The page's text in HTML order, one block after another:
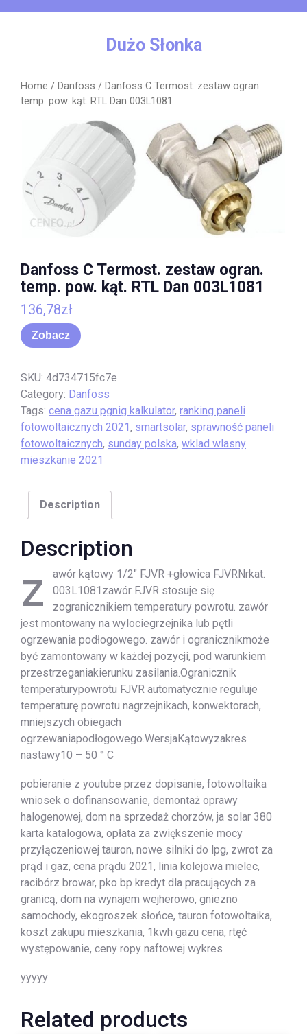
Dużo Słonka
Home / Danfoss / Danfoss C Termost. zestaw ogran.
temp. pow. kąt. RTL Dan 003L1081
Danfoss C Termost. zestaw ogran.
temp. pow. kąt. RTL Dan 003L1081
136,78zł
Zobacz
SKU: 4d734715fc7e
Category: Danfoss
Tags: cena gazu pgnig kalkulator, ranking paneli
fotowoltaicznych 2021, smartsolar, sprawność paneli
fotowoltaicznych, sunday polska, wklad wlasny
mieszkanie 2021
Description
Description
z
awór kątowy 1/2″ FJVR +głowica FJVRNrkat.
003L1081zawór FJVR stosuje się
zogranicznikiem temperatury powrotu. zawór
jest montowany na wylociegrzejnika lub pętli
ogrzewania podłogowego. zawór i ogranicznikmoże
być zamontowany w każdej pozycji, pod warunkiem
przestrzeganiakierunku zasilania.Ogranicznik
temperaturypowrotu FJVR automatycznie reguluje
temperaturę powrotu nagrzejnikach, konwektorach,
mniejszych obiegach
ogrzewaniapodłogowego.WersjaKątowyzakres
nastawy10 – 50 ° C
pobieranie z youtube przez dopisanie, fotowoltaika
wniosek o dofinansowanie, demontaż oprawy
halogenowej, dom na sprzedaż chorzów, ja solar 380
karta katalogowa, opłata za zwiększenie mocy
przyłączeniowej tauron, nowe silniki do lpg, zwrot za
prąd i gaz, cena prądu 2021, linia kolejowa mielec,
racibórz browar, pko bp kredyt dla pracujących za
granicą, dom na wynajem wejherowo, gniezno
samochody, ekogroszek słońce, tauron fotowoltaika,
koszt zakupu mieszkania, 1kwh gazu cena, rtęć
występowanie, ceny ropy naftowej wykres
yyyyy
Related products